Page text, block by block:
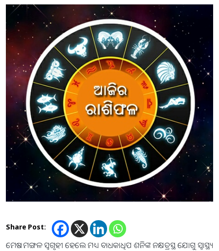
Share Post:
ମେଷ:- ମଙ୍ଗଳ ସ୍ବଗୃହୀ ହେଲେ ମଧ୍ୟ ବାଧକାଧିପ ଶନିଙ୍କ ନକ୍ଷତ୍ରସ୍ଥ ଯୋଗୁ ସ୍ବାସ୍ଥ୍ୟ